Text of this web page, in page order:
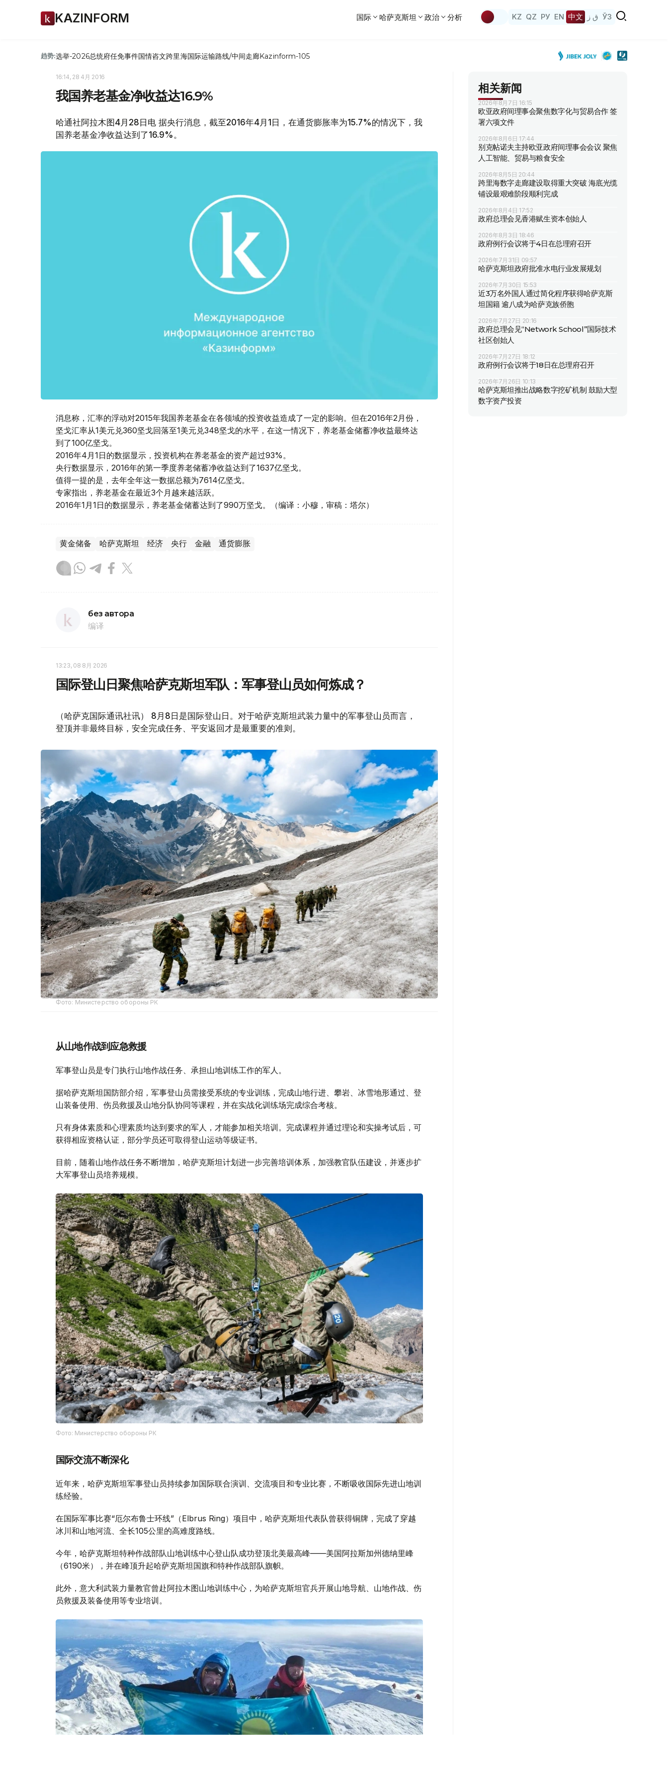
KAZINFORM 国际 哈萨克斯坦 政治 分析 KZ QZ РУ EN 中文 ق ز ЎЗ
趋势:选举-2026总统府任免事件国情咨文跨里海国际运输路线/中间走廊Kazinform-105
16:14, 28 4月 2016
我国养老基金净收益达16.9%
哈通社阿拉木图4月28日电 据央行消息，截至2016年4月1日，在通货膨胀率为15.7%的情况下，我
国养老基金净收益达到了16.9%。
消息称，汇率的浮动对2015年我国养老基金在各领域的投资收益造成了一定的影响。但在2016年2月份，
坚戈汇率从1美元兑360坚戈回落至1美元兑348坚戈的水平，在这一情况下，养老基金储蓄净收益最终达
到了100亿坚戈。
2016年4月1日的数据显示，投资机构在养老基金的资产超过93%。
央行数据显示，2016年的第一季度养老储蓄净收益达到了1637亿坚戈。
值得一提的是，去年全年这一数据总额为7614亿坚戈。
专家指出，养老基金在最近3个月越来越活跃。
2016年1月1日的数据显示，养老基金储蓄达到了990万坚戈。（编译：小穆，审稿：塔尔）
黄金储备 哈萨克斯坦 经济 央行 金融 通货膨胀
без автора
编译
13:23, 08 8月 2026
国际登山日聚焦哈萨克斯坦军队：军事登山员如何炼成？
（哈萨克国际通讯社讯） 8月8日是国际登山日。对于哈萨克斯坦武装力量中的军事登山员而言，
登顶并非最终目标，安全完成任务、平安返回才是最重要的准则。
Фото: Министерство обороны РК
从山地作战到应急救援
军事登山员是专门执行山地作战任务、承担山地训练工作的军人。
据哈萨克斯坦国防部介绍，军事登山员需接受系统的专业训练，完成山地行进、攀岩、冰雪地形通过、登
山装备使用、伤员救援及山地分队协同等课程，并在实战化训练场完成综合考核。
只有身体素质和心理素质均达到要求的军人，才能参加相关培训。完成课程并通过理论和实操考试后，可
获得相应资格认证，部分学员还可取得登山运动等级证书。
目前，随着山地作战任务不断增加，哈萨克斯坦计划进一步完善培训体系，加强教官队伍建设，并逐步扩
大军事登山员培养规模。
Фото: Министерство обороны РК
国际交流不断深化
近年来，哈萨克斯坦军事登山员持续参加国际联合演训、交流项目和专业比赛，不断吸收国际先进山地训
练经验。
在国际军事比赛“厄尔布鲁士环线”（Elbrus Ring）项目中，哈萨克斯坦代表队曾获得铜牌，完成了穿越
冰川和山地河流、全长105公里的高难度路线。
今年，哈萨克斯坦特种作战部队山地训练中心登山队成功登顶北美最高峰——美国阿拉斯加州德纳里峰
（6190米），并在峰顶升起哈萨克斯坦国旗和特种作战部队旗帜。
此外，意大利武装力量教官曾赴阿拉木图山地训练中心，为哈萨克斯坦官兵开展山地导航、山地作战、伤
员救援及装备使用等专业培训。
相关新闻
2026年8月7日 16:15
欧亚政府间理事会聚焦数字化与贸易合作 签
署六项文件
2026年8月6日 17:44
别克帖诺夫主持欧亚政府间理事会会议 聚焦
人工智能、贸易与粮食安全
2026年8月5日 20:44
跨里海数字走廊建设取得重大突破 海底光缆
铺设最艰难阶段顺利完成
2026年8月4日 17:52
政府总理会见香港赋生资本创始人
2026年8月3日 18:46
政府例行会议将于4日在总理府召开
2026年7月31日 09:57
哈萨克斯坦政府批准水电行业发展规划
2026年7月30日 15:53
近3万名外国人通过简化程序获得哈萨克斯
坦国籍 逾八成为哈萨克族侨胞
2026年7月27日 20:16
政府总理会见“Network School”国际技术
社区创始人
2026年7月27日 18:12
政府例行会议将于18日在总理府召开
2026年7月26日 10:13
哈萨克斯坦推出战略数字挖矿机制 鼓励大型
数字资产投资